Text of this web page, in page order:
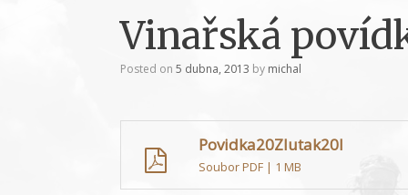
Vinařská
Posted on 5 dubna, 2013 by michal
Povidka20Zlutak20I
Soubor PDF | 1 MB